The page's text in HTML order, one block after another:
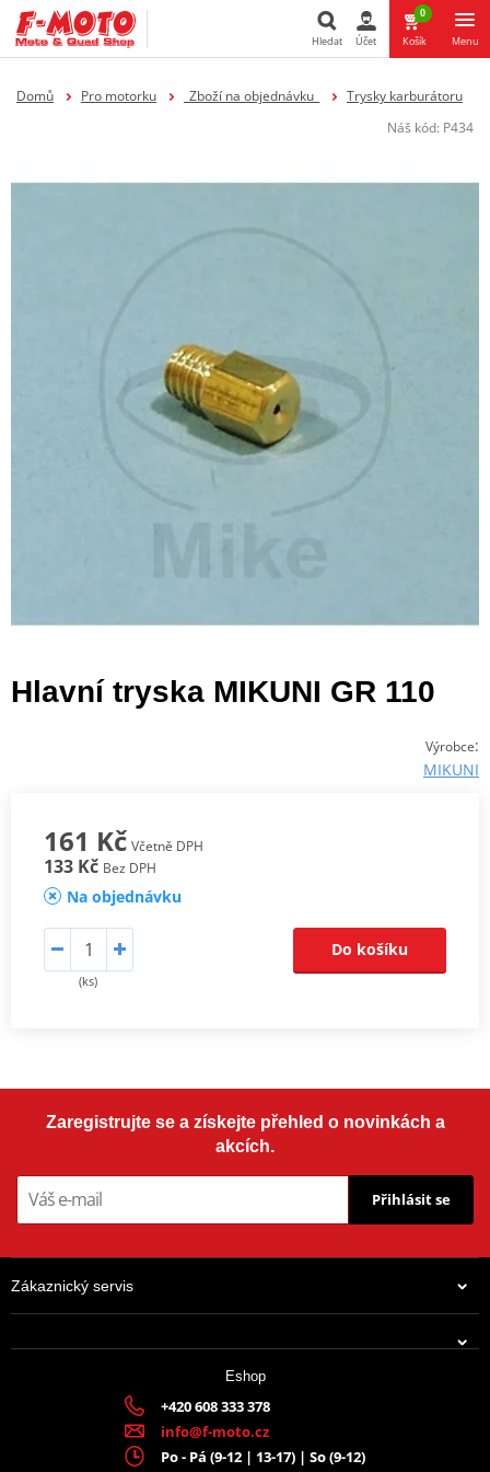
Hledat
Hledat Účet
0
Košík Menu
Domů Pro motorku _Zboží na objednávku_
Trysky karburátoru
Náš kód: P434
Hlavní tryska MIKUNI GR 110
Výrobce:
MIKUNI
161 Kč Včetně DPH
133 Kč Bez DPH
Na objednávku
(ks)
Do košíku
Zaregistrujte se a získejte přehled o novinkách a
akcích.
Přihlásit se
Zákaznický servis
Eshop
+420 608 333 378
info@f-moto.cz
Po - Pá (9-12 | 13-17) | So (9-12)